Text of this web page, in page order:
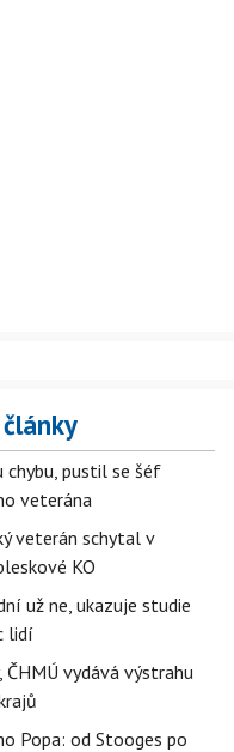
pustil se šéf
veterána
veterán schytal v
KO
už ne, ukazuje studie
lidí
ČHMÚ vydává výstrahu
Popa: od Stooges po